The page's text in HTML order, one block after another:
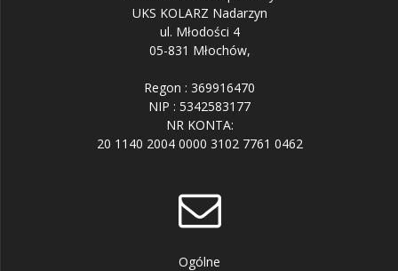
UKS KOLARZ Nadarzyn
ul. Młodości 4
05-831 Młochów,
Regon : 369916470
NIP : 5342583177
NR KONTA:
20 1140 2004 0000 3102 7761 0462
Ogólne